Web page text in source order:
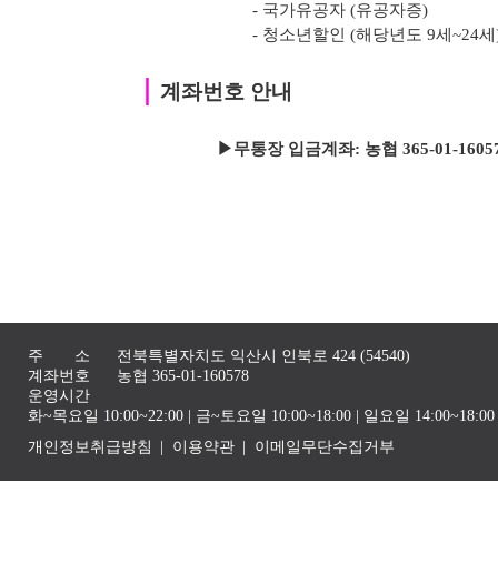
- 국가유공자 (유공자증)
- 청소년할인 (해당년도 9세~24
계좌번호 안내
▶무통장 입금계좌: 농협 365-01-
주 소
전북특별자치도 익산시 인북로 424 (54540)
계좌번호
농협 365-01-160578
운영시간
화~목요일 10:00~22:00 | 금~토요일 10:00~18:00 | 일요일
개인정보취급방침
이용약관 이메일무단수집거부